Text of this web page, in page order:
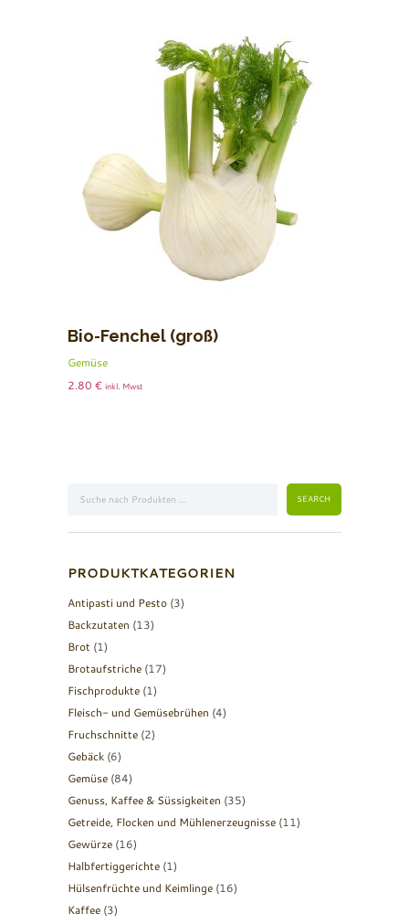
Bio-Fenchel (groß)
Gemüse
2.80 € inkl. Mwst
PRODUKTKATEGORIEN
Antipasti und Pesto (3)
Backzutaten (13)
Brot (1)
Brotaufstriche (17)
Fischprodukte (1)
Fleisch- und Gemüsebrühen (4)
Fruchschnitte (2)
Gebäck (6)
Gemüse (84)
Genuss, Kaffee & Süssigkeiten (35)
Getreide, Flocken und Mühlenerzeugnisse (11)
Gewürze (16)
Halbfertiggerichte (1)
Hülsenfrüchte und Keimlinge (16)
Kaffee (3)